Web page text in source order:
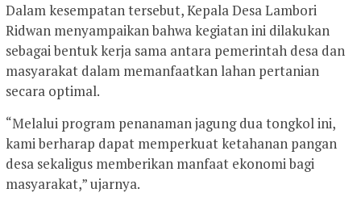
Dalam kesempatan tersebut, Kepala Desa Lambori
Ridwan menyampaikan bahwa kegiatan ini dilakukan
sebagai bentuk kerja sama antara pemerintah desa dan
masyarakat dalam memanfaatkan lahan pertanian
secara optimal.
“Melalui program penanaman jagung dua tongkol ini,
kami berharap dapat memperkuat ketahanan pangan
desa sekaligus memberikan manfaat ekonomi bagi
masyarakat,” ujarnya.